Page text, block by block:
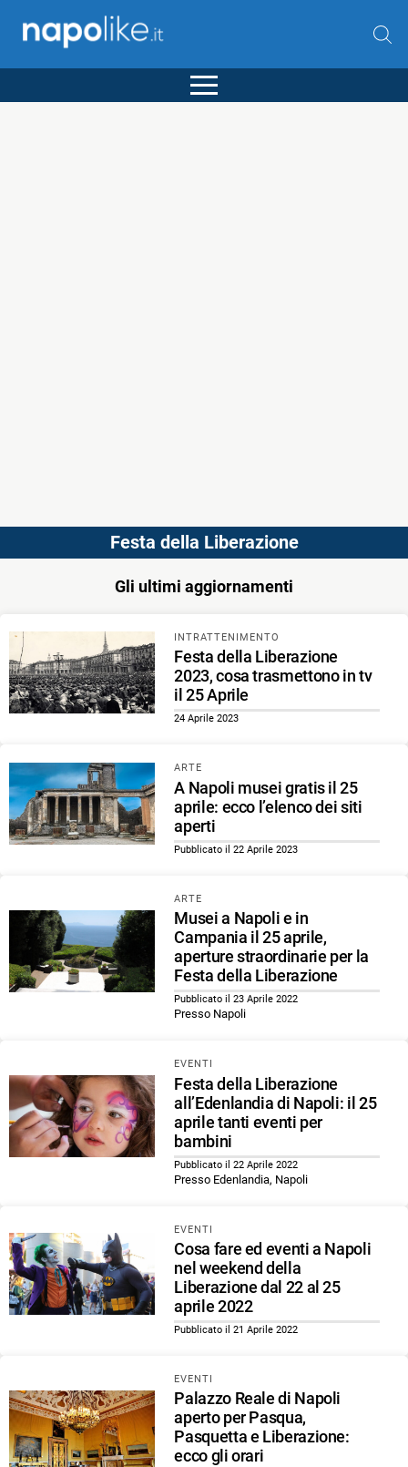
Festa della Liberazione
Gli ultimi aggiornamenti
INTRATTENIMENTO
Festa della Liberazione
2023, cosa trasmettono in tv
il 25 Aprile
24 Aprile 2023
ARTE
A Napoli musei gratis il 25
aprile: ecco l’elenco dei siti
aperti
Pubblicato il 22 Aprile 2023
ARTE
Musei a Napoli e in
Campania il 25 aprile,
aperture straordinarie per la
Festa della Liberazione
Pubblicato il 23 Aprile 2022
Presso Napoli
EVENTI
Festa della Liberazione
all’Edenlandia di Napoli: il 25
aprile tanti eventi per
bambini
Pubblicato il 22 Aprile 2022
Presso Edenlandia, Napoli
EVENTI
Cosa fare ed eventi a Napoli
nel weekend della
Liberazione dal 22 al 25
aprile 2022
Pubblicato il 21 Aprile 2022
EVENTI
Palazzo Reale di Napoli
aperto per Pasqua,
Pasquetta e Liberazione:
ecco gli orari